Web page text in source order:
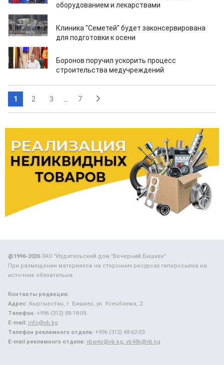
оборудованием и лекарствами
11.08.2020
Клиника "Семетей" будет законсервирована
для подготовки к осени
11.08.2020
Боронов поручил ускорить процесс
строительства медучреждений
1 2 3 7
@1996-2026ЗАО "Издательский дом "Вечерний Бишкек"
При размещении материалов на сторонних ресурсах гиперссылка на
источник обязательна.
Контакты редакции:
Адрес: Кыргызстан, г. Бишкек, ул. Усенбаева, 2.
Телефон: +996 (312) 88-18-09.
E-mail: info@vb.kg
Телефон рекламного отдела: +996 (312) 48-62-03.
E-mail рекламного отдела: vbavto@vb.kg, vb48k@vb.kg